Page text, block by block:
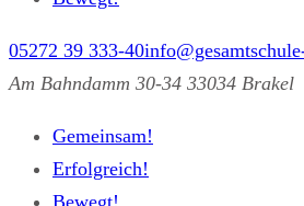
05272 39 333-40
Am Bahndamm 30-34 33034 Brakel
Gemeinsam!
Erfolgreich!
Bewegt!